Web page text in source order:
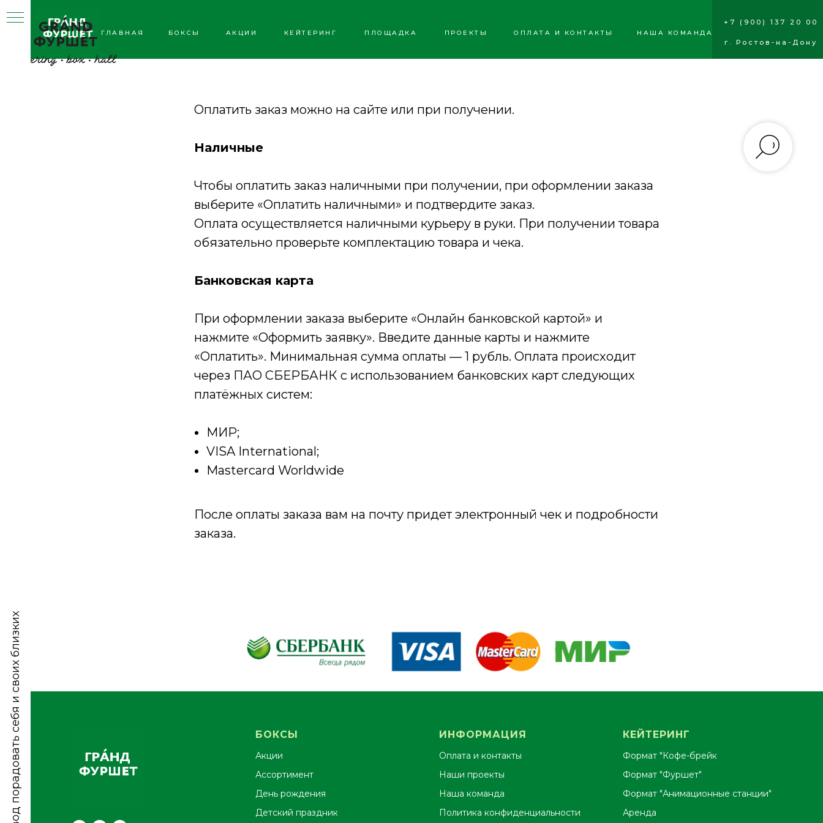
+7 (900) 137 20 00
г. Ростов-на-Дону
КЕЙТЕРИНГ
БОКСЫ
ГЛАВНАЯ НАША КОМАНДА
ПРОЕКТЫ ОПЛАТА И КОНТАКТЫ
ПЛОЩАДКА
АКЦИИ
Найдите повод порадовать себя и своих близких
Оплатить заказ можно на сайте или при получении.
Наличные
Чтобы оплатить заказ наличными при получении, при оформлении заказа
выберите «Оплатить наличными» и подтвердите заказ.
Оплата осуществляется наличными курьеру в руки. При получении товара
обязательно проверьте комплектацию товара и чека.
Банковская карта
При оформлении заказа выберите «Онлайн банковской картой» и
нажмите «Оформить заявку». Введите данные карты и нажмите
«Оплатить». Минимальная сумма оплаты — 1 рубль. Оплата происходит
через ПАО СБЕРБАНК с использованием банковских карт следующих
платёжных систем:
МИР;
VISA International;
Mastercard Worldwide
После оплаты заказа вам на почту придет электронный чек и подробности
заказа.
БОКСЫ
Акции
Ассортимент
День рождения
Детский праздник
ИНФОРМАЦИЯ
Оплата и контакты
Наши проекты
Наша команда
Политика конфиденциальности
КЕЙТЕРИНГ
Формат "Кофе-брейк
Формат "Фуршет"
Формат "Анимационные станции"
Аренда